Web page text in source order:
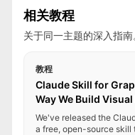
相关教程
关于同一主题的深入指南
教程
Claude Skill for
Way We Build
We've released the
a free, open-source skill